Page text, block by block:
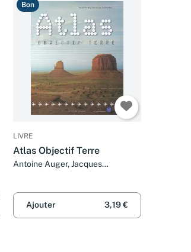
Bon
LIVRE
Atlas Objectif Terre
Antoine Auger, Jacques
Ajouter 3,19 €